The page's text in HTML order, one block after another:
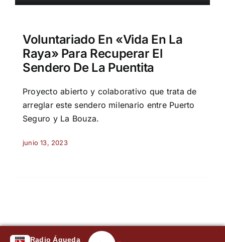
Voluntariado En «Vida En La
Raya» Para Recuperar El
Sendero De La Puentita
Proyecto abierto y colaborativo que trata de
arreglar este sendero milenario entre Puerto
Seguro y La Bouza.
junio 13, 2023
Radio Águeda